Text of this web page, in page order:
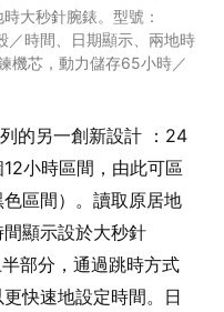
大秒針腕錶。型號：
時間、日期顯示、兩地時
機芯，動力儲存65小時／
的另一創新設計 ：24
小時區間，由此可區
區間）。讀取原居地
顯示設於大秒針
部分，通過跳時方式
快速地設定時間。日